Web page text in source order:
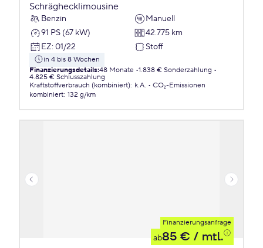
Schräghecklimousine
Benzin
Manuell
91 PS (67 kW)
42.775 km
EZ: 01/22 Stoff
in 4 bis 8 Wochen
Finanzierungsdetails:48 Monate 1.838 € Sonderzahlung
4.825 € Schlusszahlung
Kraftstoffverbrauch (kombiniert): k.A.
CO₂-Emissionen
kombiniert: 132 g/km
Finanzierungsanfrage
ab85 € / mtl.